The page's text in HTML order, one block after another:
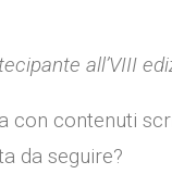
all’VIII
con contenuti
da seguire?